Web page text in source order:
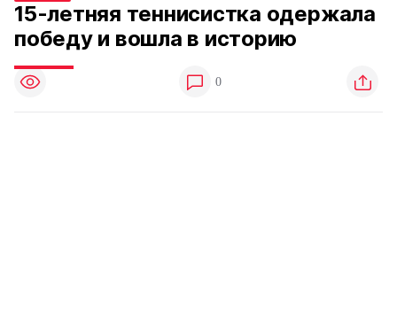
15-летняя теннисистка одержала
победу и вошла в историю
0